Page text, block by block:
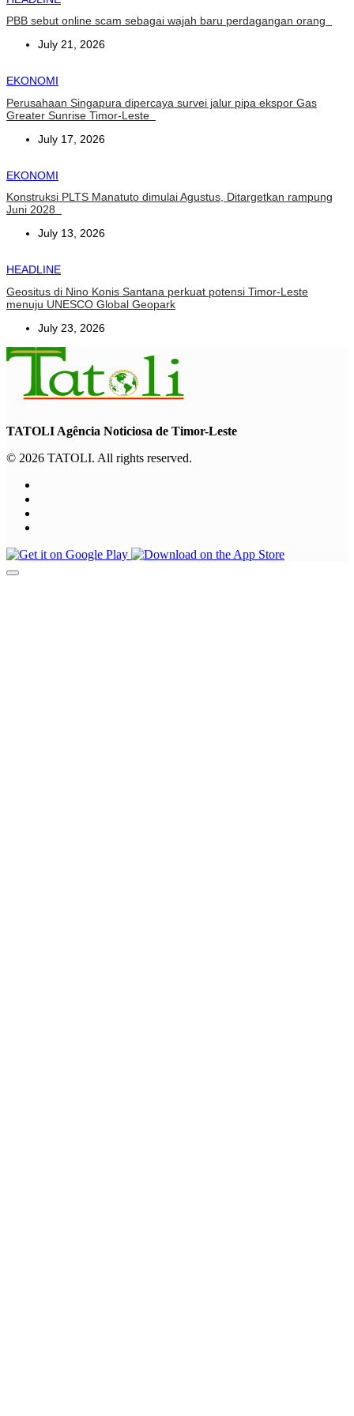
PBB sebut online scam sebagai wajah baru perdagangan orang
July 21, 2026
EKONOMI
Perusahaan Singapura dipercaya survei jalur pipa ekspor Gas
Greater Sunrise Timor-Leste
July 17, 2026
EKONOMI
Konstruksi PLTS Manatuto dimulai Agustus, Ditargetkan rampung
Juni 2028
July 13, 2026
HEADLINE
Geositus di Nino Konis Santana perkuat potensi Timor-Leste
menuju UNESCO Global Geopark
July 23, 2026
TATOLI Agência Noticiosa de Timor-Leste
© 2026 TATOLI. All rights reserved.